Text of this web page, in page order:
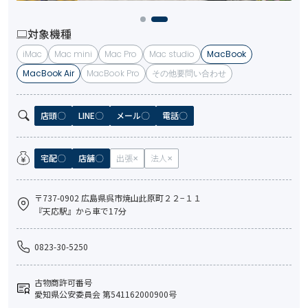
対象機種
iMac Mac mini Mac Pro Mac studio
MacBook
MacBook Air
MacBook Pro その他要問い合わせ
店頭 LINE メール 電話
宅配 店舗 出張 法人
〒737-0902 広島県呉市焼山此原町２２−１１
『天応駅』から車で17分
0823-30-5250
古物商許可番号
愛知県公安委員会 第541162000900号